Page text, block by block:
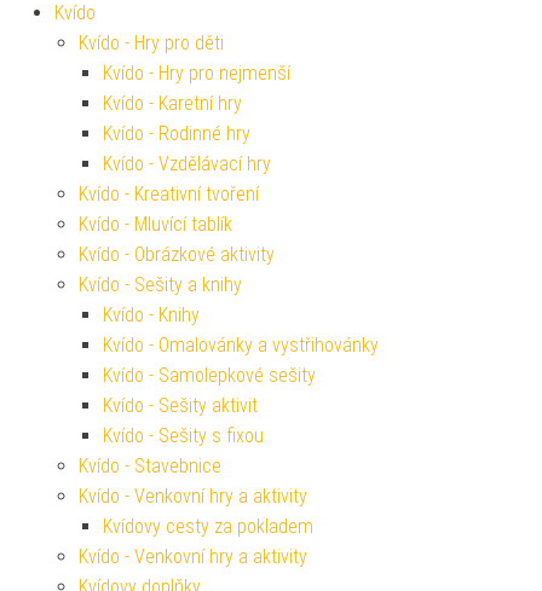
Kvído
Kvído - Hry pro děti
Kvído - Hry pro nejmenší
Kvído - Karetní hry
Kvído - Rodinné hry
Kvído - Vzdělávací hry
Kvído - Kreativní tvoření
Kvído - Mluvící tablík
Kvído - Obrázkové aktivity
Kvído - Sešity a knihy
Kvído - Knihy
Kvído - Omalovánky a vystřihovánky
Kvído - Samolepkové sešity
Kvído - Sešity aktivit
Kvído - Sešity s fixou
Kvído - Stavebnice
Kvído - Venkovní hry a aktivity
Kvídovy cesty za pokladem
Kvído - Venkovní hry a aktivity